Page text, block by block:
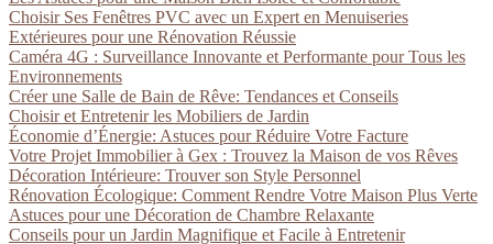
Choisir Ses Fenêtres PVC avec un Expert en Menuiseries
Extérieures pour une Rénovation Réussie
Caméra 4G : Surveillance Innovante et Performante pour Tous les
Environnements
Créer une Salle de Bain de Rêve: Tendances et Conseils
Choisir et Entretenir les Mobiliers de Jardin
Économie d’Énergie: Astuces pour Réduire Votre Facture
Votre Projet Immobilier à Gex : Trouvez la Maison de vos Rêves
Décoration Intérieure: Trouver son Style Personnel
Rénovation Écologique: Comment Rendre Votre Maison Plus Verte
Astuces pour une Décoration de Chambre Relaxante
Conseils pour un Jardin Magnifique et Facile à Entretenir